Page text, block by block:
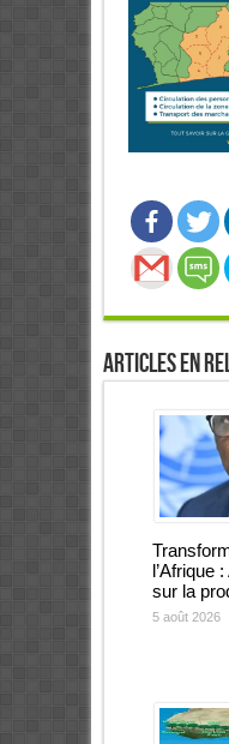
Articles en
l’Afrique
sur la
5 août 2026